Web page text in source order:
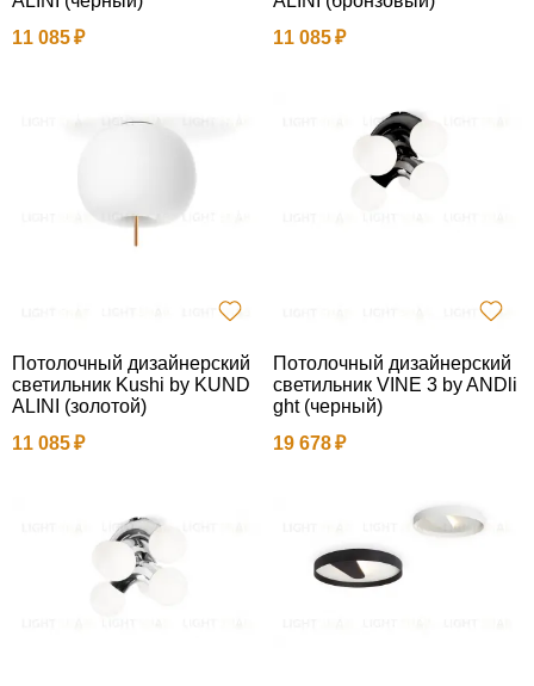
11 085
11 085
Потолочный дизайнерский
светильник Kushi by KUND
ALINI (золотой)
11 085
Потолочный дизайнерский
светильник VINE 3 by ANDli
ght (черный)
19 678